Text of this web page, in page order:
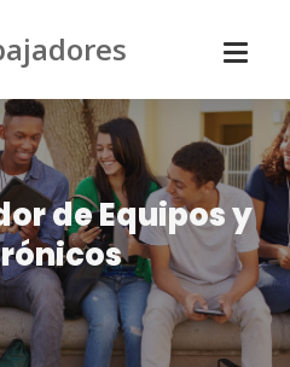
de Equipos y